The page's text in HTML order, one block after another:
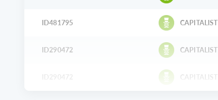
ID481795 CAPITALIST
ID290472 CAPITALIST